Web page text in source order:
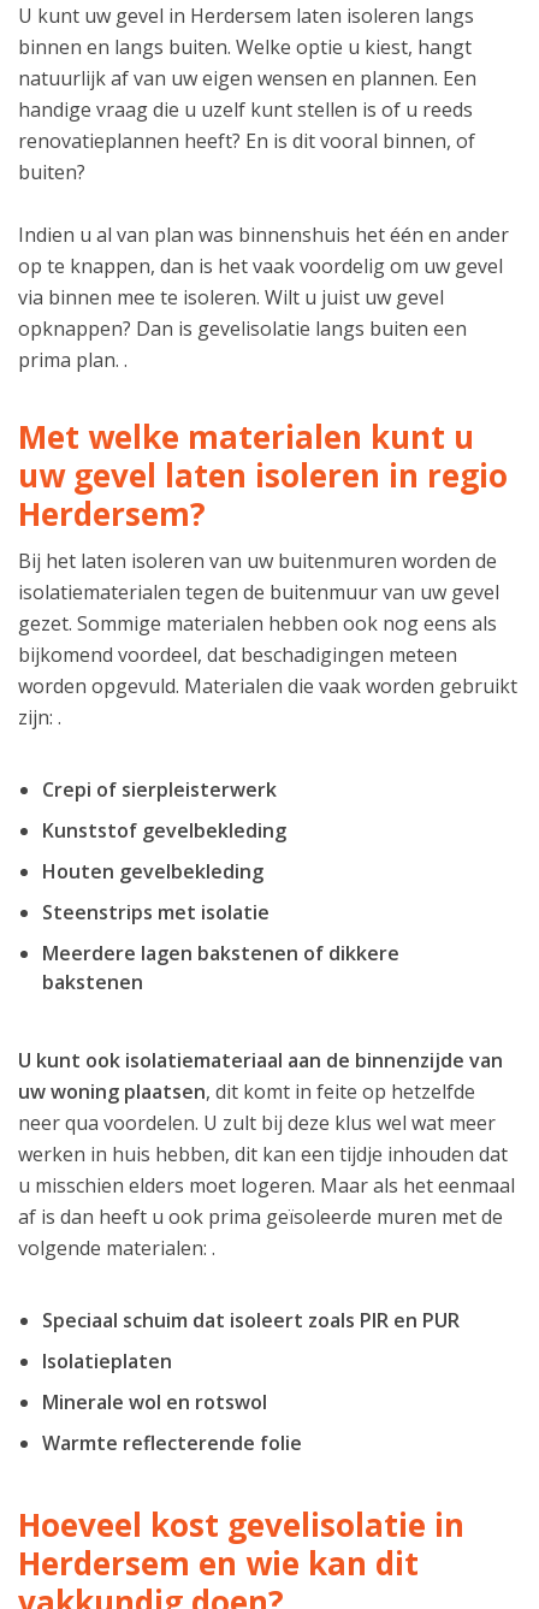
U kunt uw gevel in Herdersem laten isoleren langs
binnen en langs buiten. Welke optie u kiest, hangt
natuurlijk af van uw eigen wensen en plannen. Een
handige vraag die u uzelf kunt stellen is of u reeds
renovatieplannen heeft? En is dit vooral binnen, of
buiten?
Indien u al van plan was binnenshuis het één en ander
op te knappen, dan is het vaak voordelig om uw gevel
via binnen mee te isoleren. Wilt u juist uw gevel
opknappen? Dan is gevelisolatie langs buiten een
prima plan. .
Met welke materialen kunt u
uw gevel laten isoleren in regio
Herdersem?
Bij het laten isoleren van uw buitenmuren worden de
isolatiematerialen tegen de buitenmuur van uw gevel
gezet. Sommige materialen hebben ook nog eens als
bijkomend voordeel, dat beschadigingen meteen
worden opgevuld. Materialen die vaak worden gebruikt
zijn: .
Crepi of sierpleisterwerk
Kunststof gevelbekleding
Houten gevelbekleding
Steenstrips met isolatie
Meerdere lagen bakstenen of dikkere
bakstenen
U kunt ook isolatiemateriaal aan de binnenzijde van
uw woning plaatsen, dit komt in feite op hetzelfde
neer qua voordelen. U zult bij deze klus wel wat meer
werken in huis hebben, dit kan een tijdje inhouden dat
u misschien elders moet logeren. Maar als het eenmaal
af is dan heeft u ook prima geïsoleerde muren met de
volgende materialen: .
Speciaal schuim dat isoleert zoals PIR en PUR
Isolatieplaten
Minerale wol en rotswol
Warmte reflecterende folie
Hoeveel kost gevelisolatie in
Herdersem en wie kan dit